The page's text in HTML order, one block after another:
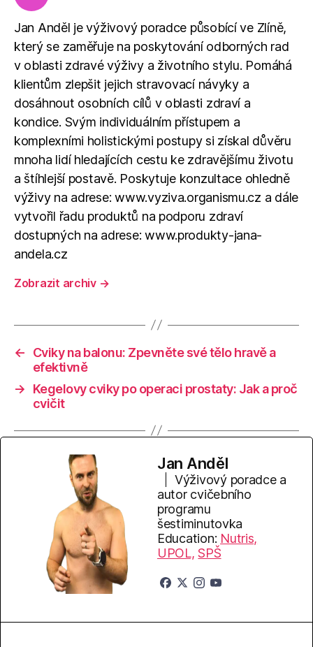
Jan Anděl je výživový poradce působící ve Zlíně,
který se zaměřuje na poskytování odborných rad
v oblasti zdravé výživy a životního stylu. Pomáhá
klientům zlepšit jejich stravovací návyky a
dosáhnout osobních cílů v oblasti zdraví a
kondice. Svým individuálním přístupem a
komplexními holistickými postupy si získal důvěru
mnoha lidí hledajících cestu ke zdravějšímu životu
a štíhlejší postavě. Poskytuje konzultace ohledně
výživy na adrese: www.vyziva.organismu.cz a dále
vytvořil řadu produktů na podporu zdraví
dostupných na adrese: www.produkty-jana-
andela.cz
Zobrazit archiv →
←
Cviky na balonu: Zpevněte své tělo hravě a
efektivně
→
Kegelovy cviky po operaci prostaty: Jak a proč
cvičit
Jan Anděl
Výživový poradce a
autor cvičebního
programu
šestiminutovka
Education: Nutris,
UPOL, SPŠ